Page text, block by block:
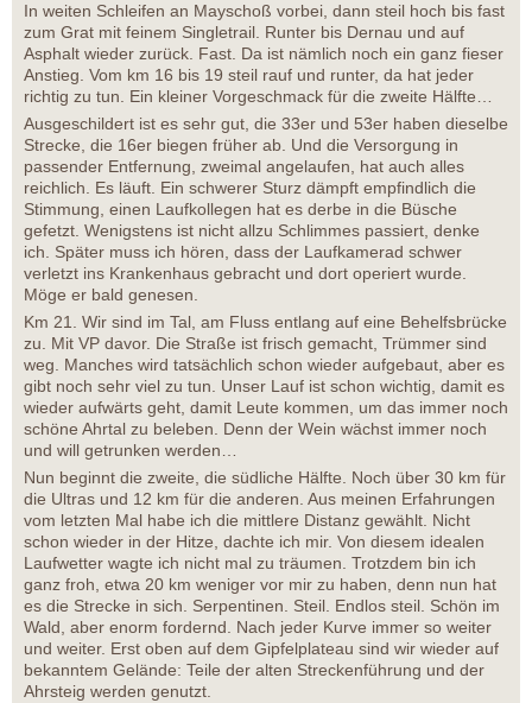
In weiten Schleifen an Mayschoß vorbei, dann steil hoch bis fast
zum Grat mit feinem Singletrail. Runter bis Dernau und auf
Asphalt wieder zurück. Fast. Da ist nämlich noch ein ganz fieser
Anstieg. Vom km 16 bis 19 steil rauf und runter, da hat jeder
richtig zu tun. Ein kleiner Vorgeschmack für die zweite Hälfte…
Ausgeschildert ist es sehr gut, die 33er und 53er haben dieselbe
Strecke, die 16er biegen früher ab. Und die Versorgung in
passender Entfernung, zweimal angelaufen, hat auch alles
reichlich. Es läuft. Ein schwerer Sturz dämpft empfindlich die
Stimmung, einen Laufkollegen hat es derbe in die Büsche
gefetzt. Wenigstens ist nicht allzu Schlimmes passiert, denke
ich. Später muss ich hören, dass der Laufkamerad schwer
verletzt ins Krankenhaus gebracht und dort operiert wurde.
Möge er bald genesen.
Km 21. Wir sind im Tal, am Fluss entlang auf eine Behelfsbrücke
zu. Mit VP davor. Die Straße ist frisch gemacht, Trümmer sind
weg. Manches wird tatsächlich schon wieder aufgebaut, aber es
gibt noch sehr viel zu tun. Unser Lauf ist schon wichtig, damit es
wieder aufwärts geht, damit Leute kommen, um das immer noch
schöne Ahrtal zu beleben. Denn der Wein wächst immer noch
und will getrunken werden…
Nun beginnt die zweite, die südliche Hälfte. Noch über 30 km für
die Ultras und 12 km für die anderen. Aus meinen Erfahrungen
vom letzten Mal habe ich die mittlere Distanz gewählt. Nicht
schon wieder in der Hitze, dachte ich mir. Von diesem idealen
Laufwetter wagte ich nicht mal zu träumen. Trotzdem bin ich
ganz froh, etwa 20 km weniger vor mir zu haben, denn nun hat
es die Strecke in sich. Serpentinen. Steil. Endlos steil. Schön im
Wald, aber enorm fordernd. Nach jeder Kurve immer so weiter
und weiter. Erst oben auf dem Gipfelplateau sind wir wieder auf
bekanntem Gelände: Teile der alten Streckenführung und der
Ahrsteig werden genutzt.